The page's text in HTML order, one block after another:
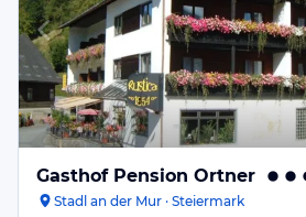
Gasthof Pension Ortner
Stadl an der Mur · Steiermark